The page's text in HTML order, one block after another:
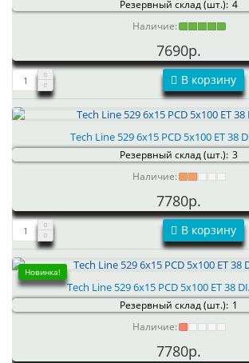
Резервный склад (шт.): 4
Наличие:
7690р.
В корзину
Tech Line 529 6x15 PCD 5x100 ET 38
Резервный склад (шт.): 3
Наличие:
7780р.
В корзину
Новинка!
Tech Line 529 6x15 PCD 5x100 ET 38
Резервный склад (шт.): 1
Наличие:
7780р.